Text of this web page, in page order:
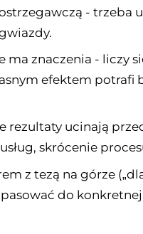
- trzeba
ma znaczenia - liczy
efektem potrafi
rezultaty ucinają
skrócenie
z tezą na górze
do konkretnej